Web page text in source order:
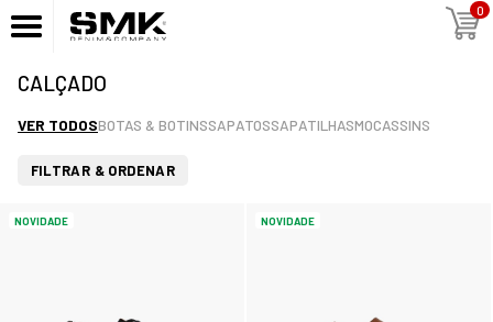
0
CALÇADO
VER TODOSBOTAS & BOTINSSAPATOSSAPATILHASMOCASSINS
FILTRAR & ORDENAR
NOVIDADE NOVIDADE